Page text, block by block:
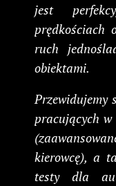
jest
prędkościach
ruch
obiektami.
Przewidujemy
pracujących w
kierowcę), a
testy dla